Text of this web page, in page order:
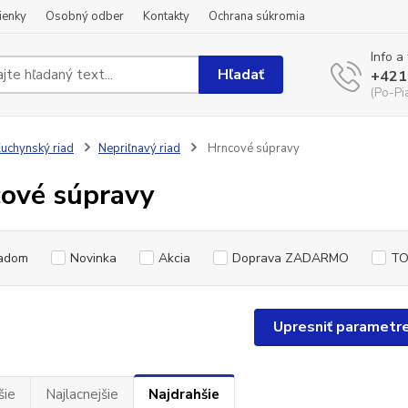
Osobný odber Kontakty Ochrana súkromia
Hľadať
Info a
(Po-
riad Nepriľnavý riad Hrncové súpravy
súpravy
Upresniť
Novinka Akcia Doprava ZADARMO
Najlacnejšie Najdrahšie